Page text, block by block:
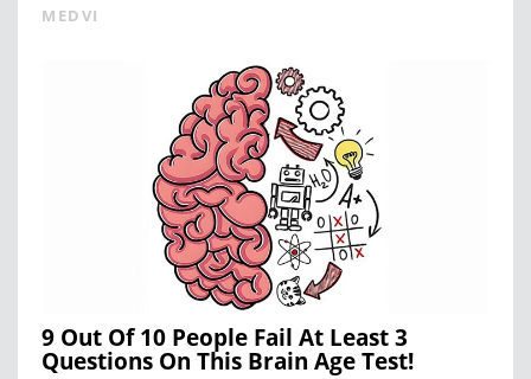
MEDVI
9 Out Of 10 People Fail At Least 3
Questions On This Brain Age Test!